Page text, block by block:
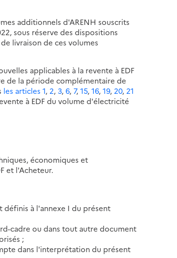
additionnels d'ARENH souscrits
sous réserve des dispositions
livraison de ces volumes
applicables à la revente à EDF
de la période complémentaire de
les articles 1, 2, 3,6, 7,15,16,19, 20, 21
à EDF du volume d'électricité
économiques et
et l'Acheteur.
définis à l'annexe I du présent
cadre ou dans tout autre document
;
dans l'interprétation du présent